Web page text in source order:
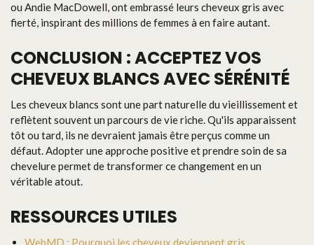
ou Andie MacDowell, ont embrassé leurs cheveux gris avec
fierté, inspirant des millions de femmes à en faire autant.
CONCLUSION : ACCEPTEZ VOS
CHEVEUX BLANCS AVEC SÉRÉNITÉ
Les cheveux blancs sont une part naturelle du vieillissement et
reflètent souvent un parcours de vie riche. Qu'ils apparaissent
tôt ou tard, ils ne devraient jamais être perçus comme un
défaut. Adopter une approche positive et prendre soin de sa
chevelure permet de transformer ce changement en un
véritable atout.
RESSOURCES UTILES
WebMD : Pourquoi les cheveux deviennent gris